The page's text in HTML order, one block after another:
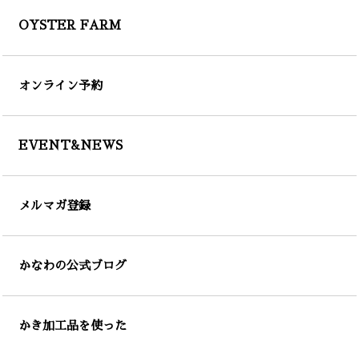
OYSTER FARM
オンライン予約
EVENT&NEWS
メルマガ登録
かなわの公式ブログ
かき加工品を使った